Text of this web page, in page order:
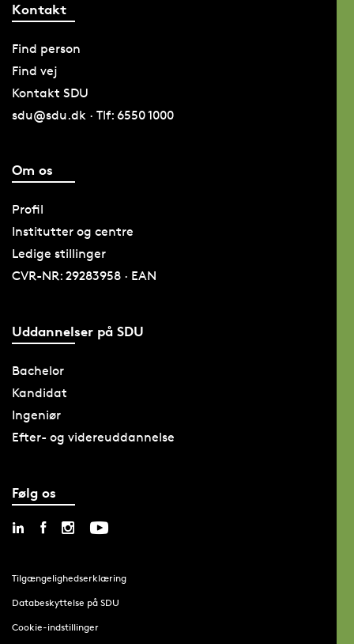
Kontakt
Find person
Find vej
Kontakt SDU
sdu@sdu.dk · Tlf: 6550 1000
Om os
Profil
Institutter og centre
Ledige stillinger
CVR-NR: 29283958 · EAN
Uddannelser på SDU
Bachelor
Kandidat
Ingeniør
Efter- og videreuddannelse
Følg os
Tilgængelighedserklæring
Databeskyttelse på SDU
Cookie-indstillinger